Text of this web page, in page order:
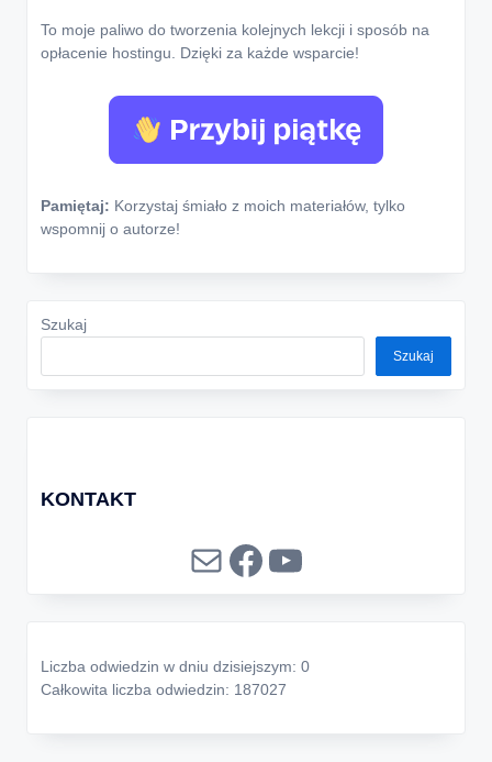
To moje paliwo do tworzenia kolejnych lekcji i sposób na
opłacenie hostingu. Dzięki za każde wsparcie!
Pamiętaj: Korzystaj śmiało z moich materiałów, tylko
wspomnij o autorze!
Szukaj
Szukaj
KONTAKT
MailFacebook
YouTube
Liczba odwiedzin w dniu dzisiejszym: 0
Całkowita liczba odwiedzin: 187027